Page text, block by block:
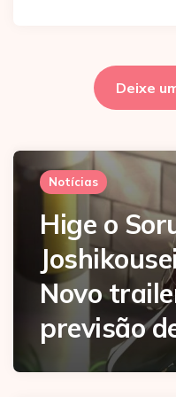
Deixe
Notícias
Hige o
Novo
previsão